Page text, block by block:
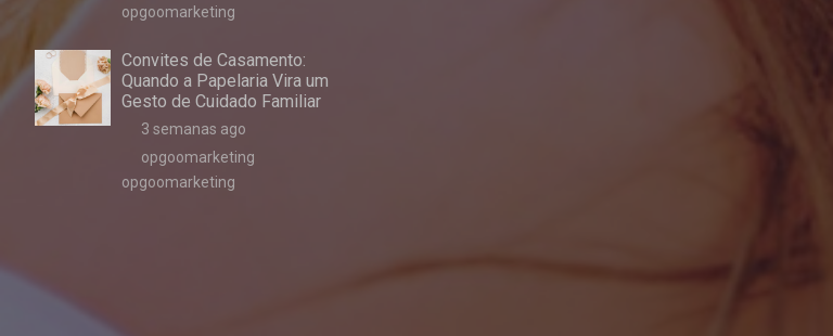
opgoomarketing
Convites de Casamento:
Quando a Papelaria Vira um
Gesto de Cuidado Familiar
3 semanas ago
opgoomarketing
opgoomarketing